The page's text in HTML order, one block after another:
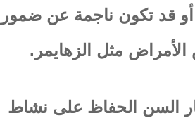
أو قد تكون ناجمة عن ضمور
مثل الزهايمر.
السن الحفاظ على نشاط